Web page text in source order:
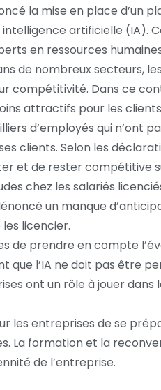
la mise en place d’un
artificielle (IA).
en ressources
de nombreux secteurs,
Dans ce
attractifs pour les
d’employés qui n’ont
clients. Selon les
et de rester compétitive
chez les salariés
un manque
licencier.
de prendre en compte
que l’IA ne doit pas être
ont un rôle à jouer dans
les entreprises de se
formation et la
de l’entreprise.